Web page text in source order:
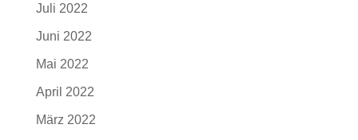
Juli 2022
Juni 2022
Mai 2022
April 2022
März 2022